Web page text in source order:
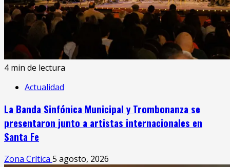
4 min de lectura
Actualidad
La Banda Sinfónica Municipal y Trombonanza se
presentaron junto a artistas internacionales en
Santa Fe
Zona Crítica 5 agosto, 2026